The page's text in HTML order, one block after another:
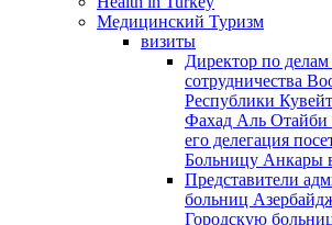
Медицинский Туризм
визиты
Директор по
сотрудничества
Республики
Фахад Аль
его делегация
Больницу Анкары
Представители
больниц
Городскую